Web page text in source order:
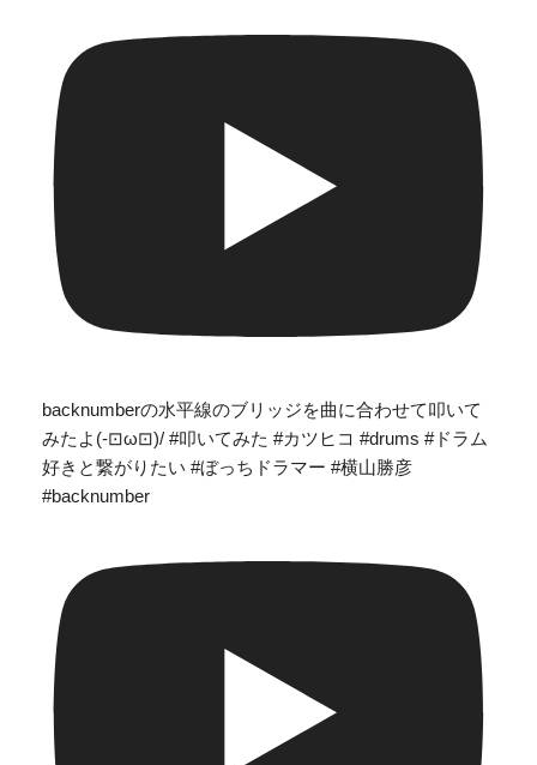
backnumberの水平線のブリッジを曲に合わせて叩いて
みたよ(-⊡ω⊡)/ #叩いてみた #カツヒコ #drums #ドラム
好きと繋がりたい #ぼっちドラマー #横山勝彦
#backnumber